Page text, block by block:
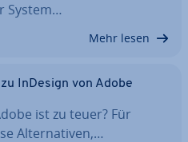
System…
Mehr lesen
InDesign von Adobe
ist zu teuer? Für
Al­ter­na­ti­ven,…